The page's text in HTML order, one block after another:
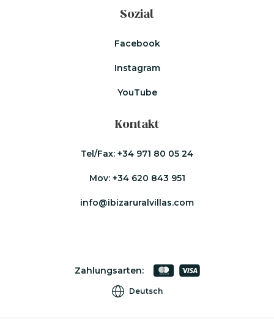
Sozial
Facebook
Instagram
YouTube
Kontakt
Tel/Fax: +34 971 80 05 24
Mov: +34 620 843 951
info@ibizaruralvillas.com
Zahlungsarten:
Deutsch